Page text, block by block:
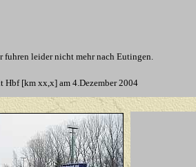
fuhren leider nicht mehr nach Eutingen.
Hbf [km xx,x] am 4.Dezember 2004